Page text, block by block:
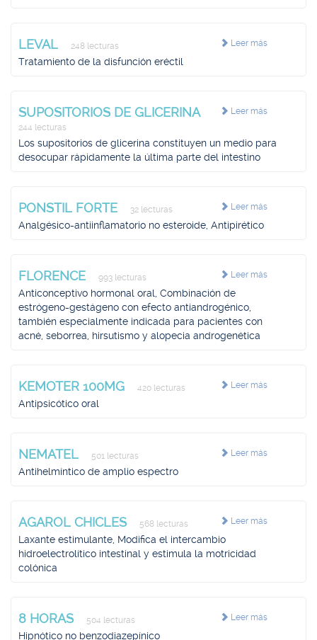
Leer más
LEVAL 248 lecturas
Tratamiento de la disfunción eréctil
Leer más
SUPOSITORIOS DE GLICERINA
244 lecturas
Los supositorios de glicerina constituyen un medio para
desocupar rápidamente la última parte del intestino
Leer más
PONSTIL FORTE 32 lecturas
Analgésico-antiinflamatorio no esteroide, Antipirético
Leer más
FLORENCE 993 lecturas
Anticonceptivo hormonal oral, Combinación de
estrógeno-gestágeno con efecto antiandrogénico,
también especialmente indicada para pacientes con
acné, seborrea, hirsutismo y alopecia androgenética
Leer más
KEMOTER 100MG 420 lecturas
Antipsicótico oral
Leer más
NEMATEL 501 lecturas
Antihelmíntico de amplio espectro
Leer más
AGAROL CHICLES 568 lecturas
Laxante estimulante, Modifica el intercambio
hidroelectrolítico intestinal y estimula la motricidad
colónica
Leer más
8 HORAS 504 lecturas
Hipnótico no benzodiazepínico